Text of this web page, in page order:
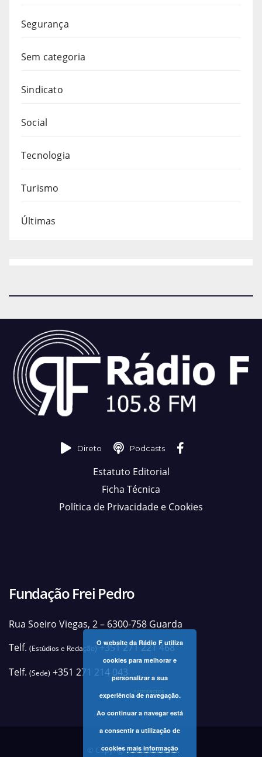
Segurança
Sem categoria
Sindicato
Social
Tecnologia
Turismo
Últimas
Direto Podcasts
Estatuto Editorial
Ficha Técnica
Política de Privacidade e Cookies
Fundação Frei Pedro
Rua Soeiro Viegas, 2 – 6300-758 Guarda
Telf. (Estúdios e Redação)+351 271 221 468
Telf. (Sede) +351 271 214 043
+contactos
© Copyright 2025 Rádio F
O website da Rádio F utiliza
cookies para melhorar e
personalizar a sua
experiência de navegação.
Ao continuar a navegar está
a consentir a utilização de
cookiesmais informação